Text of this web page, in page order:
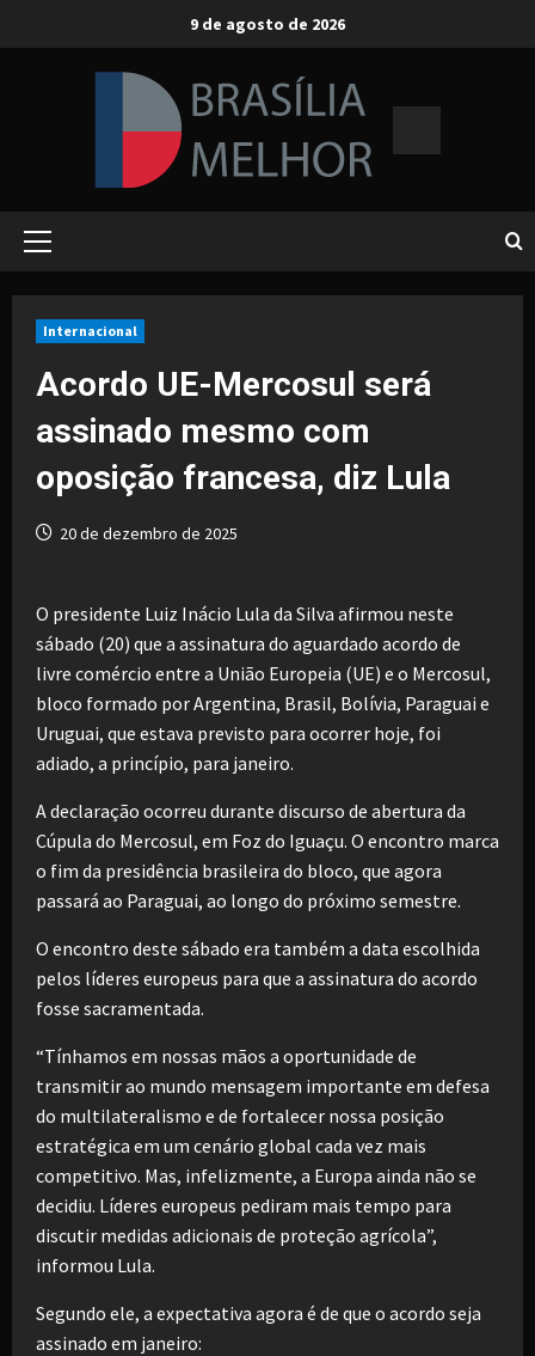
9 de agosto de 2026
Primary
Internacional
Acordo UE-Mercosul será
assinado mesmo com
oposição francesa, diz Lula
20 de dezembro de 2025
O presidente Luiz Inácio Lula da Silva afirmou neste
sábado (20) que a assinatura do aguardado acordo de
livre comércio entre a União Europeia (UE) e o Mercosul,
bloco formado por Argentina, Brasil, Bolívia, Paraguai e
Uruguai, que estava previsto para ocorrer hoje, foi
adiado, a princípio, para janeiro.
A declaração ocorreu durante discurso de abertura da
Cúpula do Mercosul, em Foz do Iguaçu. O encontro marca
o fim da presidência brasileira do bloco, que agora
passará ao Paraguai, ao longo do próximo semestre.
O encontro deste sábado era também a data escolhida
pelos líderes europeus para que a assinatura do acordo
fosse sacramentada.
“Tínhamos em nossas mãos a oportunidade de
transmitir ao mundo mensagem importante em defesa
do multilateralismo e de fortalecer nossa posição
estratégica em um cenário global cada vez mais
competitivo. Mas, infelizmente, a Europa ainda não se
decidiu. Líderes europeus pediram mais tempo para
discutir medidas adicionais de proteção agrícola”,
informou Lula.
Segundo ele, a expectativa agora é de que o acordo seja
assinado em janeiro: